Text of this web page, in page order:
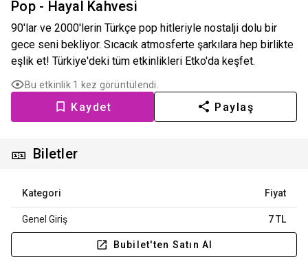
Pop - Hayal Kahvesi
90'lar ve 2000'lerin Türkçe pop hitleriyle nostalji dolu bir
gece seni bekliyor. Sıcacık atmosferte şarkılara hep birlikte
eşlik et! Türkiye'deki tüm etkinlikleri Etko'da keşfet.
Bu etkinlik 1 kez görüntülendi.
Kaydet Paylaş
🎫 Biletler
Kategori Fiyat
Genel Giriş 7 TL
Bubilet'ten Satın Al